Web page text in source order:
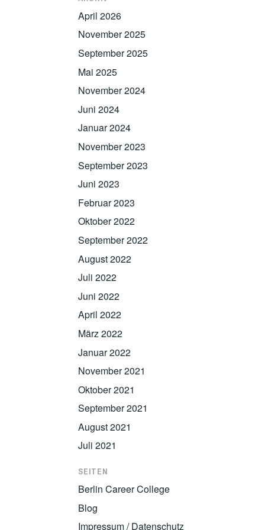
April 2026
November 2025
September 2025
Mai 2025
November 2024
Juni 2024
Januar 2024
November 2023
September 2023
Juni 2023
Februar 2023
Oktober 2022
September 2022
August 2022
Juli 2022
Juni 2022
April 2022
März 2022
Januar 2022
November 2021
Oktober 2021
September 2021
August 2021
Juli 2021
SEITEN
Berlin Career College
Blog
Impressum / Datenschutz